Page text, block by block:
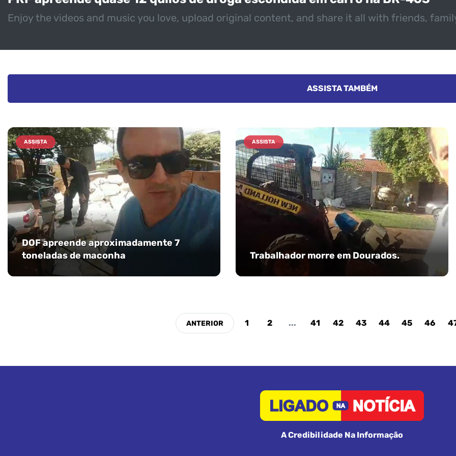
Enjoy the videos and music you love, upload original content, and share it all with friends,
ASSISTA TAMBÉM
ASSISTA
DOF apreende aproximadamente 7
toneladas de maconha
ASSISTA
Trabalhador morre em Dourados.
1 2 ... 41 42 43 44 45 46
A Credibilidade Na Informação